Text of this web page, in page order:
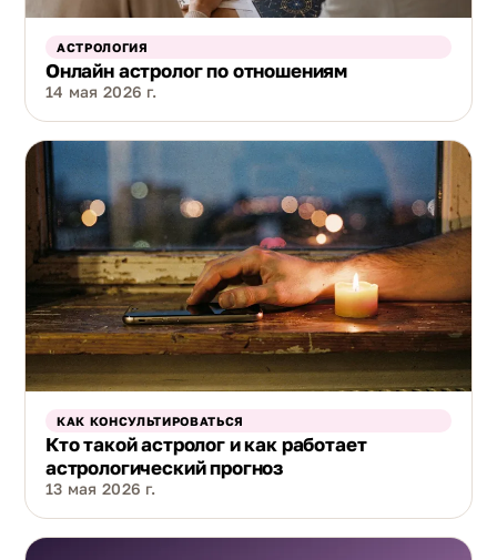
АСТРОЛОГИЯ
Онлайн астролог по отношениям
14 мая 2026 г.
КАК КОНСУЛЬТИРОВАТЬСЯ
Кто такой астролог и как работает
астрологический прогноз
13 мая 2026 г.